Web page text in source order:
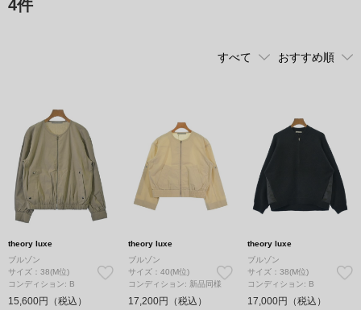
4件
theory luxe
ブルゾン
サイズ：38(M位)
コンディション: B
15,600円（税込）
theory luxe
ブルゾン
サイズ：40(M位)
コンディション: 新品同様
17,200円（税込）
theory luxe
ブルゾン
サイズ：38(M位)
コンディション: B
17,000円（税込）